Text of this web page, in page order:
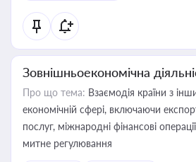
Зовнішньоекономічна
Про що тема: Взаємодія країни з
економічній сфері, включаючи
послуг, міжнародні фінансові
митне регулювання